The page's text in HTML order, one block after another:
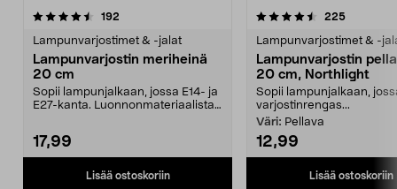
192
Lampunvarjostimet & -jalat
Lampunvarjostin meriheinä
20 cm
Sopii lampunjalkaan, jossa E14- ja
E27-kanta. Luonnonmateriaalista
17,99
Lisää ostoskoriin
4.5 viidestä
225arvostelut
Lampunvarjostimet & -
Lampunvarjostin
20 cm, Northlight
Sopii lampunjalkaan,
varjostinrengas...
Väri: Pellava
12,99
Lisää ostoskoriin
4.5 viidestä